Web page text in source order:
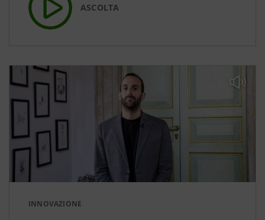
ASCOLTA
INNOVAZIONE